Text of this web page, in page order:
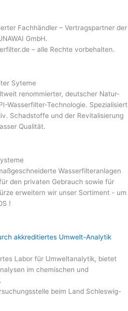
Fachhändler – Vertragspartner der
GmbH.
– alle Rechte vorbehalten.
Syteme
renommierter, deutscher Natur-
Wasserfilter-Technologie. Spezialisiert
Schadstoffe und der Revitalisierung
Qualität.
Wasserfilteranlagen
den privaten Gebrauch sowie für
erweitern wir unser Sortiment - um
!
akkreditiertes Umwelt-Analytik
Labor für Umweltanalytik, bietet
im chemischen und
beim Land Schleswig-